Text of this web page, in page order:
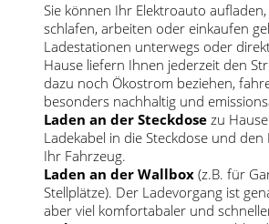
Sie können Ihr Elektroauto
schlafen, arbeiten oder einkaufen
Ladestationen unterwegs oder
Hause liefern Ihnen jederzeit den
dazu noch Ökostrom beziehen,
besonders nachhaltig und
Laden an der Steckdose zu
Ladekabel in die Steckdose und den
Ihr Fahrzeug.
Laden an der Wallbox (z.B. für
Stellplätze). Der Ladevorgang ist
aber viel komfortabaler und